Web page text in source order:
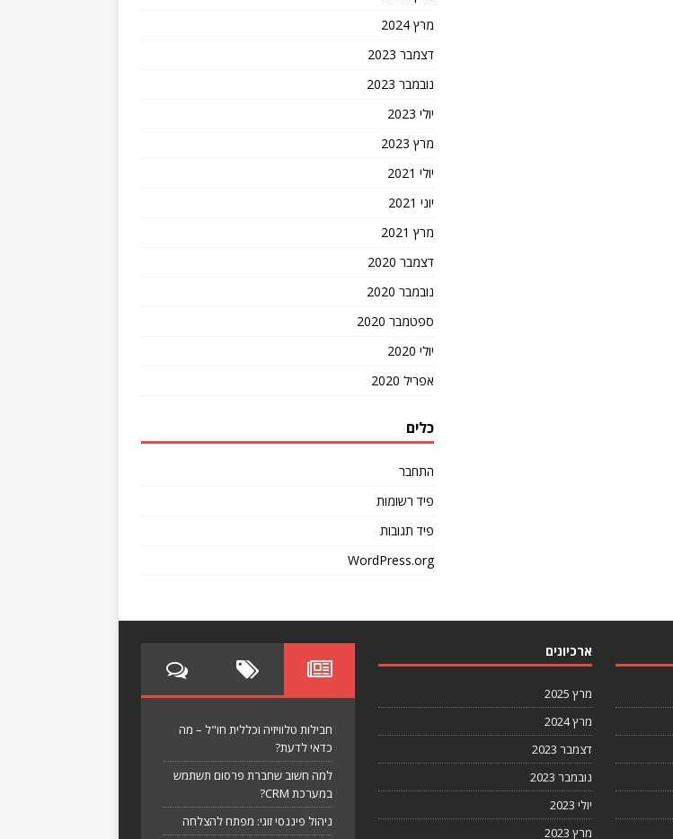
מרץ 2024
דצמבר 2023
נובמבר 2023
יולי 2023
מרץ 2023
יולי 2021
יוני 2021
מרץ 2021
דצמבר 2020
נובמבר 2020
ספטמבר 2020
יולי 2020
אפריל 2020
כלים
התחבר
פיד רשומות
פיד תגובות
WordPress.org
ארכיונים
מרץ 2025
מרץ 2024
דצמבר 2023
נובמבר 2023
יולי 2023
מרץ 2023
חבילות טלוויזיה וכללית חו"ל – מה
כדאי לדעת?
למה חשוב שחברת פרסום תשתמש
במערכת CRM?
ניהול פיננסי זוגי: מפתח להצלחה